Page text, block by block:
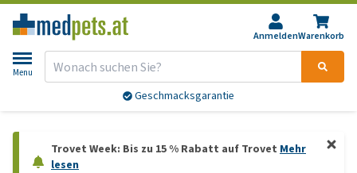
AnmeldenWarenkorb
Menu
Geschmacksgarantie
Trovet Week: Bis zu 15 % Rabatt auf Trovet Mehr
lesen